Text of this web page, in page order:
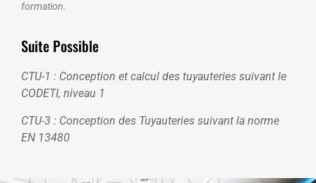
formation.
Suite Possible
CTU-1 : Conception et calcul des tuyauteries suivant le
CODETI, niveau 1
CTU-3 : Conception des Tuyauteries suivant la norme
EN 13480